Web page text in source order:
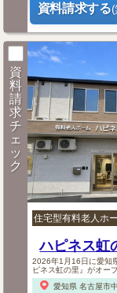
資料請求する(
資
料
請
求
チ
ェ
ッ
ク
住宅型有料老人ホ
ハピネス虹
2026年1月16日に愛知
ピネス虹の里』がオー
愛知県 名古屋市